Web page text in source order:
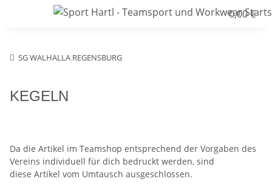
0,00 €
SG WALHALLA REGENSBURG
KEGELN
Da die Artikel im Teamshop entsprechend der Vorgaben des
Vereins individuell für dich bedruckt werden, sind
diese Artikel vom Umtausch ausgeschlossen.